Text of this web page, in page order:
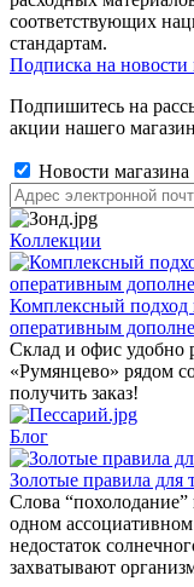
соответствующих
стандартам.
Подписка на новости
Подпишитесь на
акции нашего
Новости магазина
Коллекции
Комплексный подход
оперативным
Склад и офис удобно
«Румянцево» рядом
получить заказ!
Блог
Золотые правила для
Слова “похолодание”
одном
недостаток
захватывают